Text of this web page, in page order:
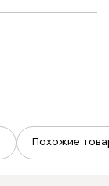
Похожие